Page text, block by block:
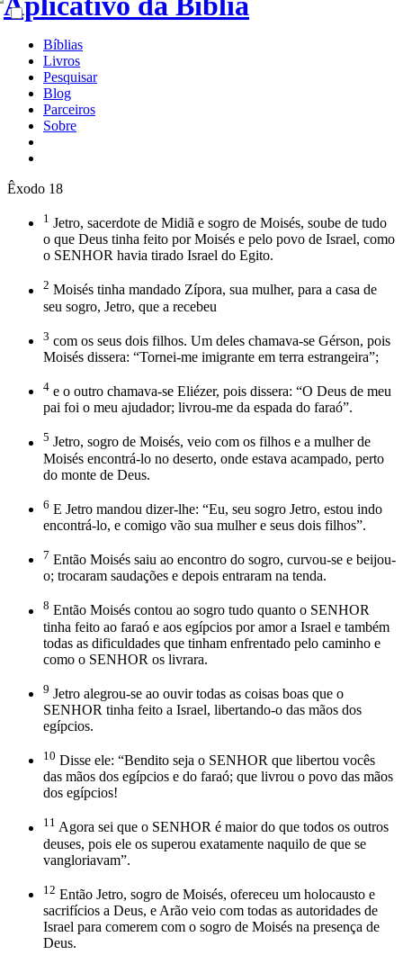
Bíblias
Livros
Pesquisar
Blog
Parceiros
Sobre
Êxodo 18
1 Jetro, sacerdote de Midiã e sogro de Moisés, soube de tudo
o que Deus tinha feito por Moisés e pelo povo de Israel, como
o SENHOR havia tirado Israel do Egito.
2 Moisés tinha mandado Zípora, sua mulher, para a casa de
seu sogro, Jetro, que a recebeu
3 com os seus dois filhos. Um deles chamava-se Gérson, pois
Moisés dissera: “Tornei-me imigrante em terra estrangeira”;
4 e o outro chamava-se Eliézer, pois dissera: “O Deus de meu
pai foi o meu ajudador; livrou-me da espada do faraó”.
5 Jetro, sogro de Moisés, veio com os filhos e a mulher de
Moisés encontrá-lo no deserto, onde estava acampado, perto
do monte de Deus.
6 E Jetro mandou dizer-lhe: “Eu, seu sogro Jetro, estou indo
encontrá-lo, e comigo vão sua mulher e seus dois filhos”.
7 Então Moisés saiu ao encontro do sogro, curvou-se e beijou-
o; trocaram saudações e depois entraram na tenda.
8 Então Moisés contou ao sogro tudo quanto o SENHOR
tinha feito ao faraó e aos egípcios por amor a Israel e também
todas as dificuldades que tinham enfrentado pelo caminho e
como o SENHOR os livrara.
9 Jetro alegrou-se ao ouvir todas as coisas boas que o
SENHOR tinha feito a Israel, libertando-o das mãos dos
egípcios.
10 Disse ele: “Bendito seja o SENHOR que libertou vocês
das mãos dos egípcios e do faraó; que livrou o povo das mãos
dos egípcios!
11 Agora sei que o SENHOR é maior do que todos os outros
deuses, pois ele os superou exatamente naquilo de que se
vangloriavam”.
12 Então Jetro, sogro de Moisés, ofereceu um holocausto e
sacrifícios a Deus, e Arão veio com todas as autoridades de
Israel para comerem com o sogro de Moisés na presença de
Deus.